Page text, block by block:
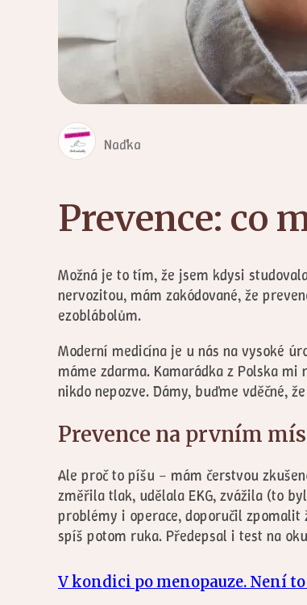
Naďka
Prevence: co
Možná je to tím, že jsem kdysi
nervozitou, mám zakódované, že
ezoblábolům.
Moderní medicína je u nás na vysoké
máme zdarma. Kamarádka z Polska
nikdo nepozve. Dámy, buďme vděčné,
Prevence na prvním
Ale proč to píšu – mám čerstvou
změřila tlak, udělala EKG, zvážila (to
problémy i operace, doporučil
spíš potom ruka. Předepsal i test na
V kondici po menopauze. Není